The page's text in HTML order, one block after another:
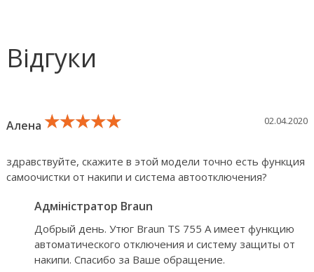
Відгуки
Алена ★★★★★
★★★★★
★★★★★ 02.04.2020
здравствуйте, скажите в этой модели точно есть функция
самоочистки от накипи и система автоотключения?
Адміністратор Braun
Добрый день. Утюг Braun TS 755 A имеет функцию
автоматического отключения и систему защиты от
накипи. Спасибо за Ваше обращение.